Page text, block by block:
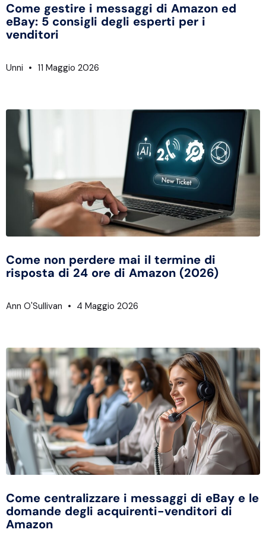
Come gestire i messaggi di Amazon ed
eBay: 5 consigli degli esperti per i
venditori
Unni 11 Maggio 2026
Come non perdere mai il termine di
risposta di 24 ore di Amazon (2026)
Ann O'Sullivan 4 Maggio 2026
Come centralizzare i messaggi di eBay e le
domande degli acquirenti-venditori di
Amazon